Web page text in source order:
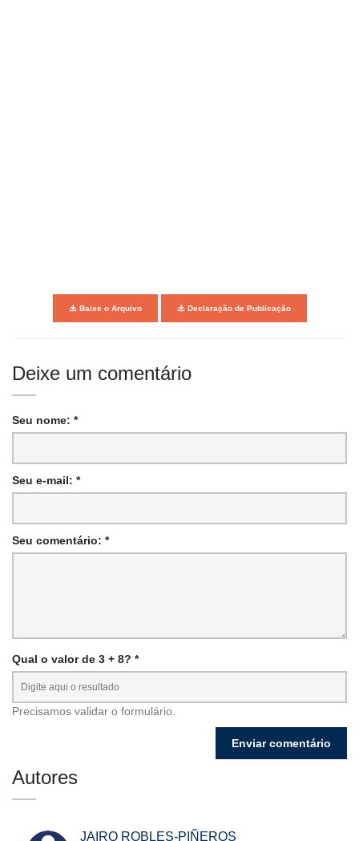
Baixe o Arquivo Declaração de Publicação
Deixe um comentário
Seu nome: *
Seu e-mail: *
Seu comentário: *
Qual o valor de 3 + 8? *
Precisamos validar o formulário.
Autores
JAIRO ROBLES-PIÑEROS